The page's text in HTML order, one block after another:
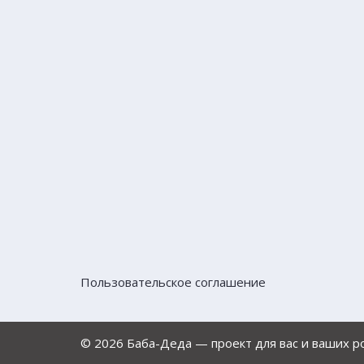
Пользовательское соглашение
© 2026 Баба-Деда — проект для вас и ваших